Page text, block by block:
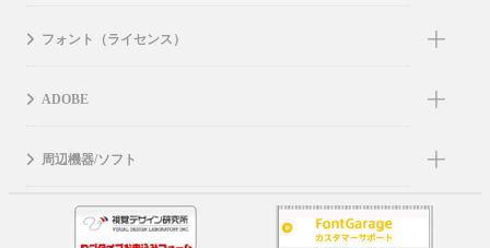
フォント（ライセンス）
ADOBE
周辺機器/ソフト